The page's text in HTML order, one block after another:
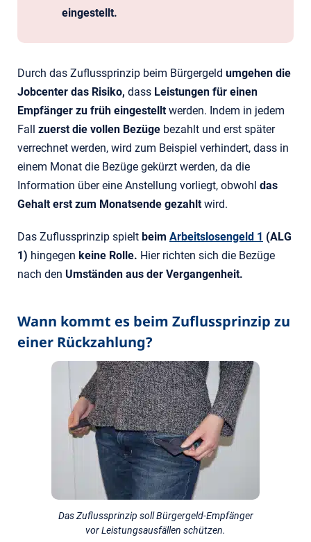
eingestellt.
Durch das Zuflussprinzip beim Bürgergeld umgehen die
Jobcenter das Risiko, dass Leistungen für einen
Empfänger zu früh eingestelltwerden. Indem in jedem
Fall zuerst die vollen Bezüge bezahlt und erst später
verrechnet werden, wird zum Beispiel verhindert, dass in
einem Monat die Bezüge gekürzt werden, da die
Information über eine Anstellung vorliegt, obwohl das
Gehalt erst zum Monatsende gezahltwird.
Das Zuflussprinzip spielt beim Arbeitslosengeld 1 (ALG
1) hingegen keine Rolle. Hier richten sich die Bezüge
nach den Umständen aus der Vergangenheit.
Wann kommt es beim Zuflussprinzip zu
einer Rückzahlung?
Das Zuflussprinzip soll Bürgergeld-Empfänger
vor Leistungsausfällen schützen.